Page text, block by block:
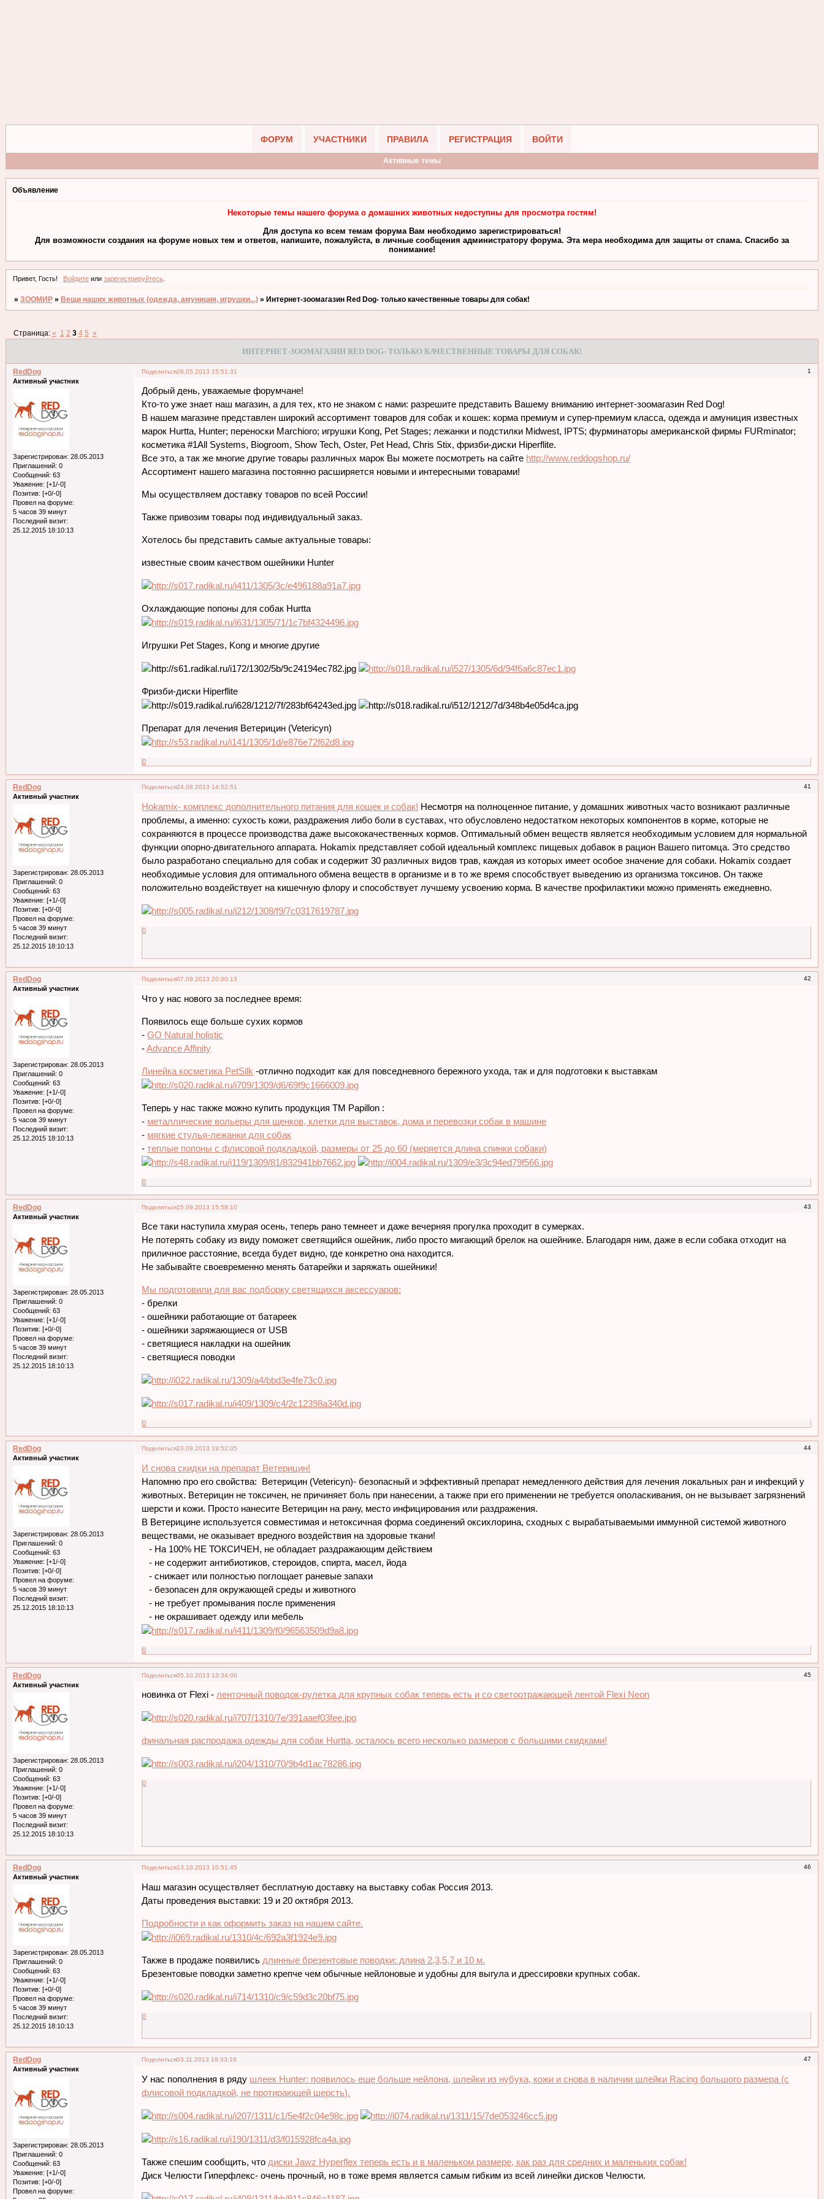
ФОРУМ УЧАСТНИКИ ПРАВИЛА РЕГИСТРАЦИЯ ВОЙТИ
Активные темы
Объявление
Некоторые темы нашего форума о домашних животных недоступны для просмотра гостям!
Для доступа ко всем темам форума Вам необходимо зарегистрироваться!
Для возможности создания на форуме новых тем и ответов, напишите, пожалуйста, в личные сообщения администратору форума. Эта мера необходима для защиты от спама. Спасибо за
понимание!
Привет, Гость! Войдитеили зарегистрируйтесь.
» ЗООМИР » Вещи наших животных (одежда, амуниция, игрушки...) » Интернет-зоомагазин Red Dog- только качественные товары для собак!
ИНТЕРНЕТ-ЗООМАГАЗИН RED DOG- ТОЛЬКО КАЧЕСТВЕННЫЕ ТОВАРЫ ДЛЯ СОБАК!
Страница: « 1 2 3 4 5 »
Поделиться 1
28.05.2013 15:51:31
RedDog
Активный участник
Зарегистрирован: 28.05.2013
Приглашений: 0
Сообщений: 63
Уважение: [+1/-0]
Позитив: [+0/-0]
Провел на форуме:
5 часов 39 минут
Последний визит:
25.12.2015 18:10:13
Добрый день, уважаемые форумчане!
Кто-то уже знает наш магазин, а для тех, кто не знаком с нами: разрешите представить Вашему вниманию интернет-зоомагазин Red Dog!
В нашем магазине представлен широкий ассортимент товаров для собак и кошек: корма премиум и супер-премиум класса, одежда и амуниция известных
марок Hurtta, Hunter; переноски Marchioro; игрушки Kong, Pet Stages; лежанки и подстилки Midwest, IPTS; фурминаторы американской фирмы FURminator;
косметика #1All Systems, Biogroom, Show Tech, Oster, Pet Head, Chris Stix, фризби-диски Hiperflite.
Все это, а так же многие другие товары различных марок Вы можете посмотреть на сайте http://www.reddogshop.ru/
Ассортимент нашего магазина постоянно расширяется новыми и интересными товарами!
Мы осуществляем доставку товаров по всей России!
Также привозим товары под индивидуальный заказ.
Хотелось бы представить самые актуальные товары:
известные своим качеством ошейники Hunter
Охлаждающие попоны для собак Hurtta
Игрушки Pet Stages, Kong и многие другие
Фризби-диски Hiperflite
Препарат для лечения Ветерицин (Vetericyn)
0
Поделиться 41
24.08.2013 14:52:51
RedDog
Активный участник
Зарегистрирован: 28.05.2013
Приглашений: 0
Сообщений: 63
Уважение: [+1/-0]
Позитив: [+0/-0]
Провел на форуме:
5 часов 39 минут
Последний визит:
25.12.2015 18:10:13
Hokamix- комплекс дополнительного питания для кошек и собак! Несмотря на полноценное питание, у домашних животных часто возникают различные
проблемы, а именно: сухость кожи, раздражения либо боли в суставах, что обусловлено недостатком некоторых компонентов в корме, которые не
сохраняются в процессе производства даже высококачественных кормов. Оптимальный обмен веществ является необходимым условием для нормальной
функции опорно-двигательного аппарата. Hokamix представляет собой идеальный комплекс пищевых добавок в рацион Вашего питомца. Это средство
было разработано специально для собак и содержит 30 различных видов трав, каждая из которых имеет особое значение для собаки. Hokamix создает
необходимые условия для оптимального обмена веществ в организме и в то же время способствует выведению из организма токсинов. Он также
положительно воздействует на кишечную флору и способствует лучшему усвоению корма. В качестве профилактики можно применять ежедневно.
0
Поделиться 42
07.09.2013 20:00:13
RedDog
Активный участник
Зарегистрирован: 28.05.2013
Приглашений: 0
Сообщений: 63
Уважение: [+1/-0]
Позитив: [+0/-0]
Провел на форуме:
5 часов 39 минут
Последний визит:
25.12.2015 18:10:13
Что у нас нового за последнее время:
Появилось еще больше сухих кормов
-GO Natural holistic
-Advance Affinity
Линейка косметика PetSilk -отлично подходит как для повседневного бережного ухода, так и для подготовки к выставкам
Теперь у нас также можно купить продукция ТМ Papillon :
- металлические вольеры для щенков, клетки для выставок, дома и перевозки собак в машине
- мягкие стулья-лежанки для собак
-теплые попоны с флисовой подкладкой, размеры от 25 до 60 (меряется длина спинки собаки)
0
Поделиться 43
15.09.2013 15:58:10
RedDog
Активный участник
Зарегистрирован: 28.05.2013
Приглашений: 0
Сообщений: 63
Уважение: [+1/-0]
Позитив: [+0/-0]
Провел на форуме:
5 часов 39 минут
Последний визит:
25.12.2015 18:10:13
Все таки наступила хмурая осень, теперь рано темнеет и даже вечерняя прогулка проходит в сумерках.
Не потерять собаку из виду поможет светящийся ошейник, либо просто мигающий брелок на ошейнике. Благодаря ним, даже в если собака отходит на
приличное расстояние, всегда будет видно, где конкретно она находится.
Не забывайте своевременно менять батарейки и заряжать ошейники!
Мы подготовили для вас подборку светящихся аксессуаров:
- брелки
- ошейники работающие от батареек
- ошейники заряжающиеся от USB
- светящиеся накладки на ошейник
- светящиеся поводки
0
Поделиться 44
23.09.2013 19:52:05
RedDog
Активный участник
Зарегистрирован: 28.05.2013
Приглашений: 0
Сообщений: 63
Уважение: [+1/-0]
Позитив: [+0/-0]
Провел на форуме:
5 часов 39 минут
Последний визит:
25.12.2015 18:10:13
И снова скидки на препарат Ветерицин!
Напомню про его свойства: Ветерицин (Vetericyn)- безопасный и эффективный препарат немедленного действия для лечения локальных ран и инфекций у
животных. Ветерицин не токсичен, не причиняет боль при нанесении, а также при его применении не требуется ополаскивания, он не вызывает загрязнений
шерсти и кожи. Просто нанесите Ветерицин на рану, место инфицирования или раздражения.
В Ветерицине используется совместимая и нетоксичная форма соединений оксихлорина, сходных с вырабатываемыми иммунной системой животного
веществами, не оказывает вредного воздействия на здоровые ткани!
- На 100% НЕ ТОКСИЧЕН, не обладает раздражающим действием
- не содержит антибиотиков, стероидов, спирта, масел, йода
- снижает или полностью поглощает раневые запахи
- безопасен для окружающей среды и животного
- не требует промывания после применения
- не окрашивает одежду или мебель
0
Поделиться 45
05.10.2013 13:34:00
RedDog
Активный участник
Зарегистрирован: 28.05.2013
Приглашений: 0
Сообщений: 63
Уважение: [+1/-0]
Позитив: [+0/-0]
Провел на форуме:
5 часов 39 минут
Последний визит:
25.12.2015 18:10:13
новинка от Flexi - ленточный поводок-рулетка для крупных собак теперь есть и со светоотражающей лентой Flexi Neon
финальная распродажа одежды для собак Hurtta, осталось всего несколько размеров с большими скидками!
0
Поделиться 46
13.10.2013 10:51:45
RedDog
Активный участник
Зарегистрирован: 28.05.2013
Приглашений: 0
Сообщений: 63
Уважение: [+1/-0]
Позитив: [+0/-0]
Провел на форуме:
5 часов 39 минут
Последний визит:
25.12.2015 18:10:13
Наш магазин осуществляет бесплатную доставку на выставку собак Россия 2013.
Даты проведения выставки: 19 и 20 октября 2013.
Подробности и как оформить заказ на нашем сайте.
Также в продаже появились длинные брезентовые поводки: длина 2,3,5,7 и 10 м.
Брезентовые поводки заметно крепче чем обычные нейлоновые и удобны для выгула и дрессировки крупных собак.
0
Поделиться 47
03.11.2013 19:33:16
RedDog
Активный участник
Зарегистрирован: 28.05.2013
Приглашений: 0
Сообщений: 63
Уважение: [+1/-0]
Позитив: [+0/-0]
Провел на форуме:
У нас пополнения в ряду шлеек Hunter: появилось еще больше нейлона, шлейки из нубука, кожи и снова в наличии шлейки Racing большого размера (с
флисовой подкладкой, не протирающей шерсть).
Также спешим сообщить, что диски Jawz Hyperflex теперь есть и в маленьком размере, как раз для средних и маленьких собак!
Диск Челюсти Гиперфлекс- очень прочный, но в тоже время является самым гибким из всей линейки дисков Челюсти.